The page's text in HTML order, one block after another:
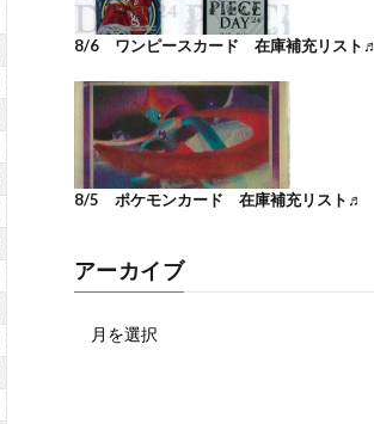
8/6 ワンピースカード 在庫補充リスト♬
8/5 ポケモンカード 在庫補充リスト♬
アーカイブ